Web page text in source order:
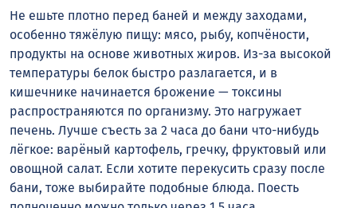
Не ешьте плотно перед баней и между заходами,
особенно тяжёлую пищу: мясо, рыбу, копчёности,
продукты на основе животных жиров. Из-за высокой
температуры белок быстро разлагается, и в
кишечнике начинается брожение — токсины
распространяются по организму. Это нагружает
печень. Лучше съесть за 2 часа до бани что-нибудь
лёгкое: варёный картофель, гречку, фруктовый или
овощной салат. Если хотите перекусить сразу после
бани, тоже выбирайте подобные блюда. Поесть